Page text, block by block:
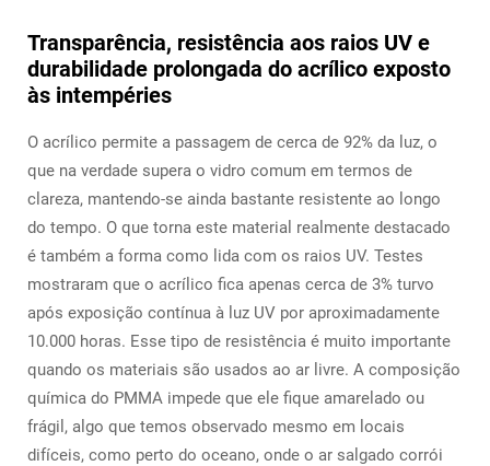
Transparência, resistência aos raios UV e
durabilidade prolongada do acrílico exposto
às intempéries
O acrílico permite a passagem de cerca de 92% da luz, o
que na verdade supera o vidro comum em termos de
clareza, mantendo-se ainda bastante resistente ao longo
do tempo. O que torna este material realmente destacado
é também a forma como lida com os raios UV. Testes
mostraram que o acrílico fica apenas cerca de 3% turvo
após exposição contínua à luz UV por aproximadamente
10.000 horas. Esse tipo de resistência é muito importante
quando os materiais são usados ao ar livre. A composição
química do PMMA impede que ele fique amarelado ou
frágil, algo que temos observado mesmo em locais
difíceis, como perto do oceano, onde o ar salgado corrói